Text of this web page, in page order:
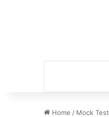
Home / Mock Test